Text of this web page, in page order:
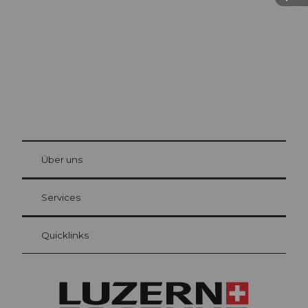
Gästekarte Luzern
Ihre Vorteile als Übernachtungsgast
at Bre
Über uns
Services
Quicklinks